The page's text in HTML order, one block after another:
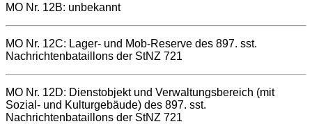
MO Nr. 12B: unbekannt
MO Nr. 12C: Lager- und Mob-Reserve des 897. sst.
Nachrichtenbataillons der StNZ 721
MO Nr. 12D: Dienstobjekt und Verwaltungsbereich (mit
Sozial- und Kulturgebäude) des 897. sst.
Nachrichtenbataillons der StNZ 721